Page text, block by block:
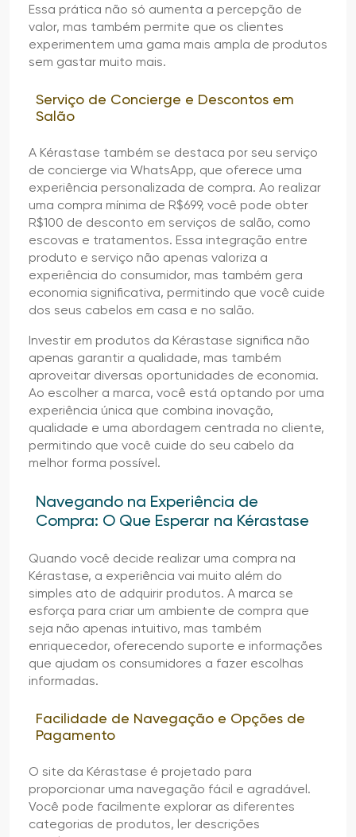
Essa prática não só aumenta a percepção de
valor, mas também permite que os clientes
experimentem uma gama mais ampla de produtos
sem gastar muito mais.
Serviço de Concierge e Descontos em
Salão
A Kérastase também se destaca por seu serviço
de concierge via WhatsApp, que oferece uma
experiência personalizada de compra. Ao realizar
uma compra mínima de R$699, você pode obter
R$100 de desconto em serviços de salão, como
escovas e tratamentos. Essa integração entre
produto e serviço não apenas valoriza a
experiência do consumidor, mas também gera
economia significativa, permitindo que você cuide
dos seus cabelos em casa e no salão.
Investir em produtos da Kérastase significa não
apenas garantir a qualidade, mas também
aproveitar diversas oportunidades de economia.
Ao escolher a marca, você está optando por uma
experiência única que combina inovação,
qualidade e uma abordagem centrada no cliente,
permitindo que você cuide do seu cabelo da
melhor forma possível.
Navegando na Experiência de
Compra: O Que Esperar na Kérastase
Quando você decide realizar uma compra na
Kérastase, a experiência vai muito além do
simples ato de adquirir produtos. A marca se
esforça para criar um ambiente de compra que
seja não apenas intuitivo, mas também
enriquecedor, oferecendo suporte e informações
que ajudam os consumidores a fazer escolhas
informadas.
Facilidade de Navegação e Opções de
Pagamento
O site da Kérastase é projetado para
proporcionar uma navegação fácil e agradável.
Você pode facilmente explorar as diferentes
categorias de produtos, ler descrições